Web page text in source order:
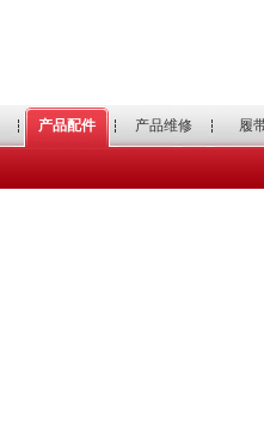
产品配件 产品维修 履